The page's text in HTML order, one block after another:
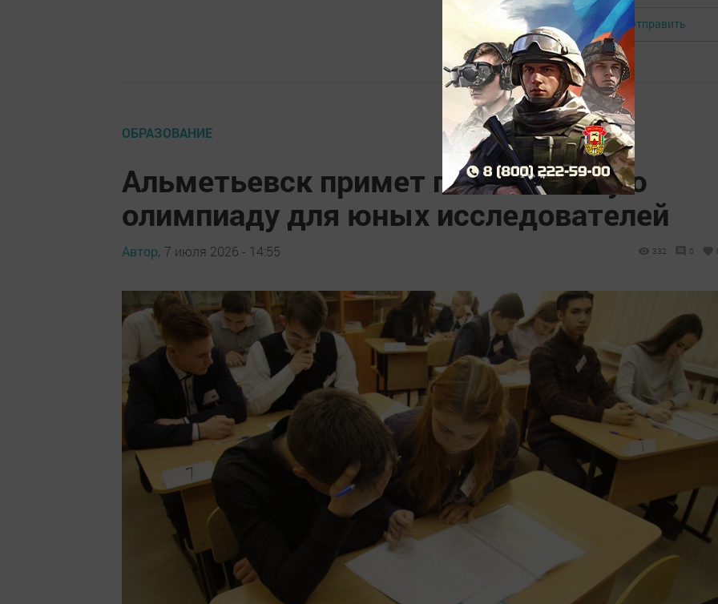
Авторизоваться Отправить
ОБРАЗОВАНИЕ
Альметьевск примет геологическую
олимпиаду для юных исследователей
Автор, 7 июля 2026 - 14:55 332 0